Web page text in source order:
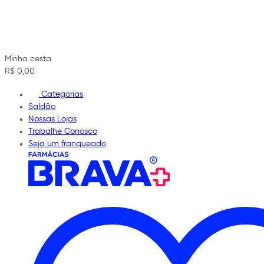
Minha cesta
R$ 0,00
Categorias
Saldão
Nossas Lojas
Trabalhe Conosco
Seja um franqueado